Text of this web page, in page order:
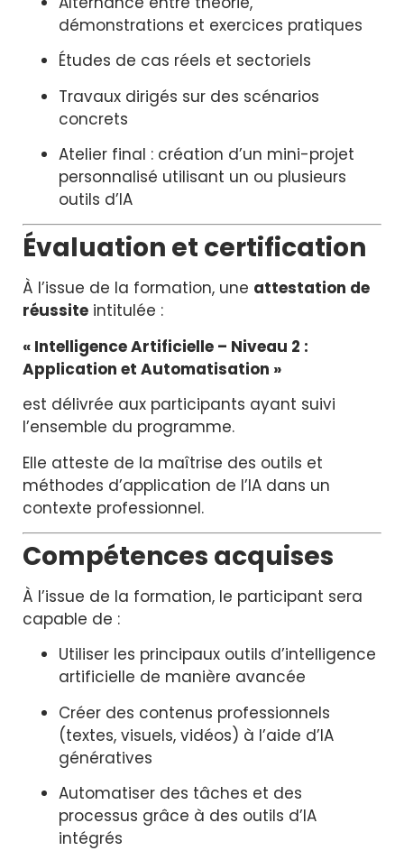
démonstrations et exercices pratiques
Études de cas réels et sectoriels
Travaux dirigés sur des scénarios
concrets
Atelier final : création d’un mini-projet
personnalisé utilisant un ou plusieurs
outils d’IA
Évaluation et certification
À l’issue de la formation, une attestation de
réussite intitulée :
« Intelligence Artificielle – Niveau 2 :
Application et Automatisation »
est délivrée aux participants ayant suivi
l’ensemble du programme.
Elle atteste de la maîtrise des outils et
méthodes d’application de l’IA dans un
contexte professionnel.
Compétences acquises
À l’issue de la formation, le participant sera
capable de :
Utiliser les principaux outils d’intelligence
artificielle de manière avancée
Créer des contenus professionnels
(textes, visuels, vidéos) à l’aide d’IA
génératives
Automatiser des tâches et des
processus grâce à des outils d’IA
intégrés